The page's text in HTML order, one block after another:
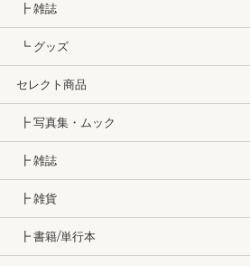
┣ 雑誌
┗ グッズ
セレクト商品
┣ 写真集・ムック
┣ 雑誌
┣ 雑貨
┣ 書籍/単行本